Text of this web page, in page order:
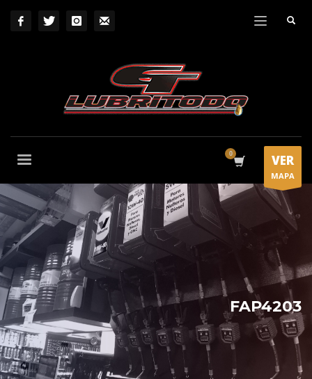
VER
MAPA
FAP4203